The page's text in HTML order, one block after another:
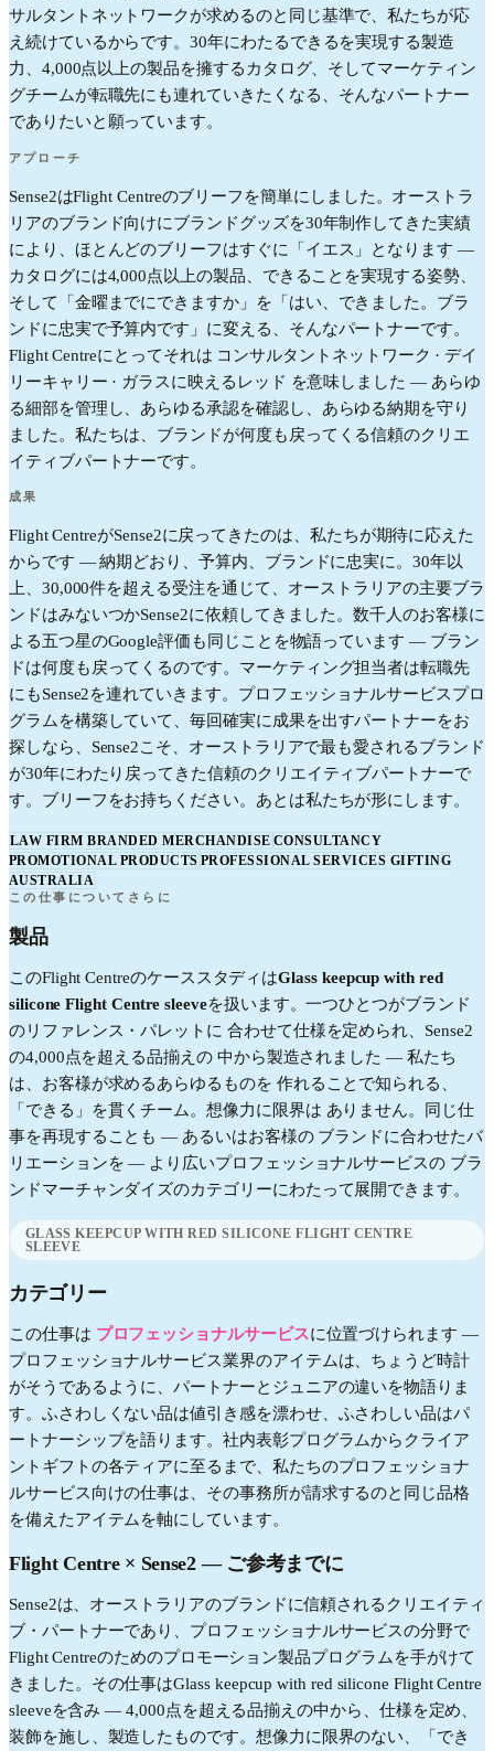
サルタントネットワークが求めるのと同じ基準で、私たちが応
え続けているからです。30年にわたるできるを実現する製造
力、4,000点以上の製品を擁するカタログ、そしてマーケティン
グチームが転職先にも連れていきたくなる、そんなパートナー
でありたいと願っています。
アプローチ
Sense2はFlight Centreのブリーフを簡単にしました。オーストラ
リアのブランド向けにブランドグッズを30年制作してきた実績
により、ほとんどのブリーフはすぐに「イエス」となります —
カタログには4,000点以上の製品、できることを実現する姿勢、
そして「金曜までにできますか」を「はい、できました。ブラ
ンドに忠実で予算内です」に変える、そんなパートナーです。
Flight Centreにとってそれは コンサルタントネットワーク · デイ
リーキャリー · ガラスに映えるレッド を意味しました — あらゆ
る細部を管理し、あらゆる承認を確認し、あらゆる納期を守り
ました。私たちは、ブランドが何度も戻ってくる信頼のクリエ
イティブパートナーです。
成果
Flight CentreがSense2に戻ってきたのは、私たちが期待に応えた
からです — 納期どおり、予算内、ブランドに忠実に。30年以
上、30,000件を超える受注を通じて、オーストラリアの主要ブラ
ンドはみないつかSense2に依頼してきました。数千人のお客様に
よる五つ星のGoogle評価も同じことを物語っています — ブラン
ドは何度も戻ってくるのです。マーケティング担当者は転職先
にもSense2を連れていきます。プロフェッショナルサービスプロ
グラムを構築していて、毎回確実に成果を出すパートナーをお
探しなら、Sense2こそ、オーストラリアで最も愛されるブランド
が30年にわたり戻ってきた信頼のクリエイティブパートナーで
す。ブリーフをお持ちください。あとは私たちが形にします。
LAW FIRM BRANDED MERCHANDISE CONSULTANCY
PROMOTIONAL PRODUCTS PROFESSIONAL SERVICES GIFTING
AUSTRALIA
この仕事についてさらに
製品
このFlight CentreのケーススタディはGlass keepcup with red
silicone Flight Centre sleeveを扱います。一つひとつがブランド
のリファレンス・パレットに 合わせて仕様を定められ、Sense2
の4,000点を超える品揃えの 中から製造されました — 私たち
は、お客様が求めるあらゆるものを 作れることで知られる、
「できる」を貫くチーム。想像力に限界は ありません。同じ仕
事を再現することも — あるいはお客様の ブランドに合わせたバ
リエーションを — より広いプロフェッショナルサービスの ブラ
ンドマーチャンダイズのカテゴリーにわたって展開できます。
GLASS KEEPCUP WITH RED SILICONE FLIGHT CENTRE
SLEEVE
カテゴリー
この仕事は プロフェッショナルサービスに位置づけられます —
プロフェッショナルサービス業界のアイテムは、ちょうど時計
がそうであるように、パートナーとジュニアの違いを物語りま
す。ふさわしくない品は値引き感を漂わせ、ふさわしい品はパ
ートナーシップを語ります。社内表彰プログラムからクライア
ントギフトの各ティアに至るまで、私たちのプロフェッショナ
ルサービス向けの仕事は、その事務所が請求するのと同じ品格
を備えたアイテムを軸にしています。
Flight Centre× Sense2 — ご参考までに
Sense2は、オーストラリアのブランドに信頼されるクリエイティ
ブ・パートナーであり、プロフェッショナルサービスの分野で
Flight Centreのためのプロモーション製品プログラムを手がけて
きました。その仕事はGlass keepcup with red silicone Flight Centre
sleeveを含み — 4,000点を超える品揃えの中から、仕様を定め、
装飾を施し、製造したものです。想像力に限界のない、「でき